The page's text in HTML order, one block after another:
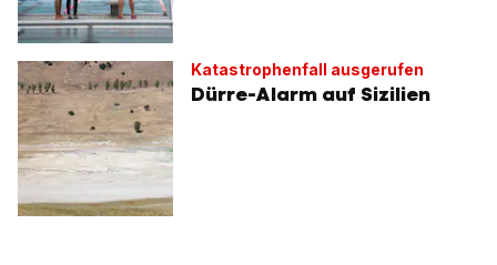
Katastrophenfall ausgerufen
Dürre-Alarm auf Sizilien